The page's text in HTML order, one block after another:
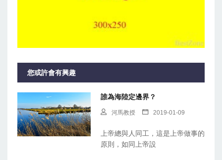
您或許會有興趣
誰為海陸定邊界？
河馬教授 2019-01-09
上帝總與人同工，這是上帝做事的
原則，如同上帝設